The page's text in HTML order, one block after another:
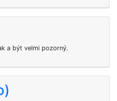
a být velmi pozorný.